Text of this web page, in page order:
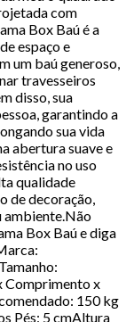
com
Box Baú é a
espaço e
um baú generoso,
travesseiros
disso, sua
garantindo a
sua vida
abertura suave e
no uso
qualidade
de decoração,
ambiente.Não
Box Baú e diga
Comprimento x
150 kg
Pés: 5 cmAltura